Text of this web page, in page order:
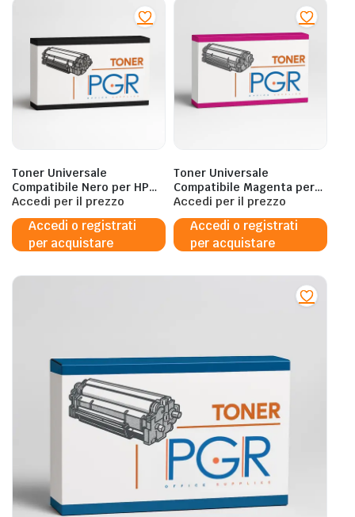
Toner Universale
Compatibile Nero per HP
CE740A/270A/340A,
5525/5225/M775 – 307A
650A 651A – 13.500 Pagine
al 5%
Accedi per il prezzo
Accedi o registrati
per acquistare
Toner Universale
Compatibile Magenta per
HP CE743A/273A/343A,
5525/5225/M775 – 307A
650A 651A – 16.000 Pagine
al 5%
Accedi per il prezzo
Accedi o registrati
per acquistare